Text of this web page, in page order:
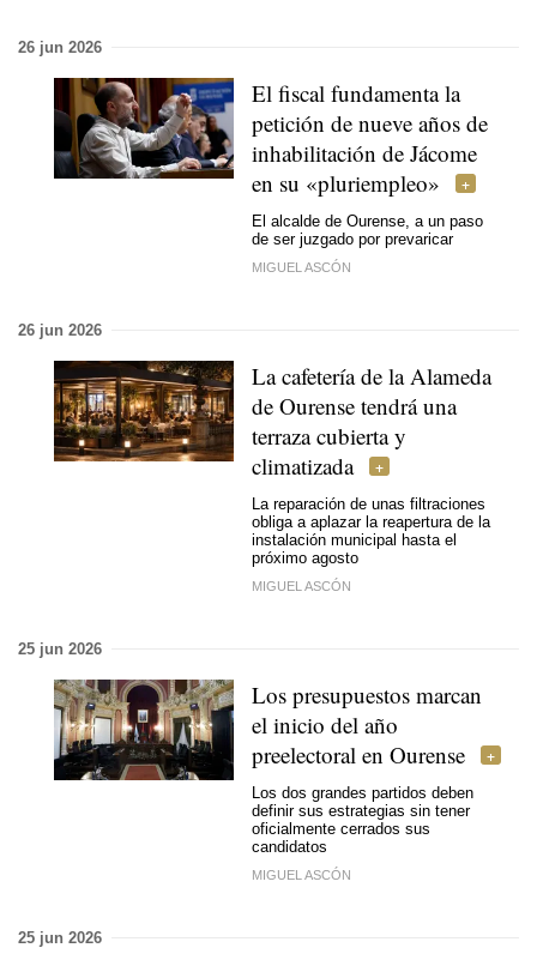
26 jun 2026
El fiscal fundamenta la
petición de nueve años de
inhabilitación de Jácome
en su «pluriempleo»
El alcalde de Ourense, a un paso
de ser juzgado por prevaricar
MIGUEL ASCÓN
26 jun 2026
La cafetería de la Alameda
de Ourense tendrá una
terraza cubierta y
climatizada
La reparación de unas filtraciones
obliga a aplazar la reapertura de la
instalación municipal hasta el
próximo agosto
MIGUEL ASCÓN
25 jun 2026
Los presupuestos marcan
el inicio del año
preelectoral en Ourense
Los dos grandes partidos deben
definir sus estrategias sin tener
oficialmente cerrados sus
candidatos
MIGUEL ASCÓN
25 jun 2026